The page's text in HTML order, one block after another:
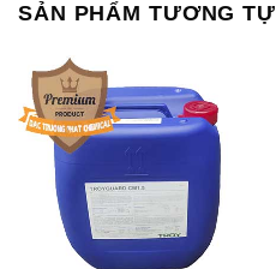
SẢN PHẨM TƯƠNG TỰ